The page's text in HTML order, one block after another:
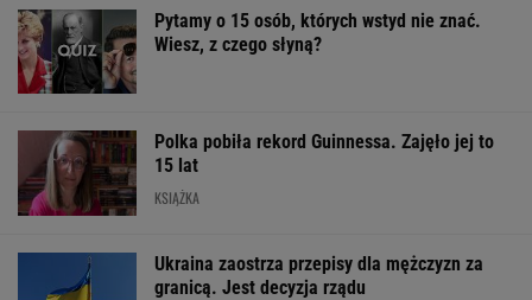
Pytamy o 15 osób, których wstyd nie znać.
Wiesz, z czego słyną?
Polka pobiła rekord Guinnessa. Zajęło jej to
15 lat
KSIĄŻKA
Ukraina zaostrza przepisy dla mężczyzn za
granicą. Jest decyzja rządu